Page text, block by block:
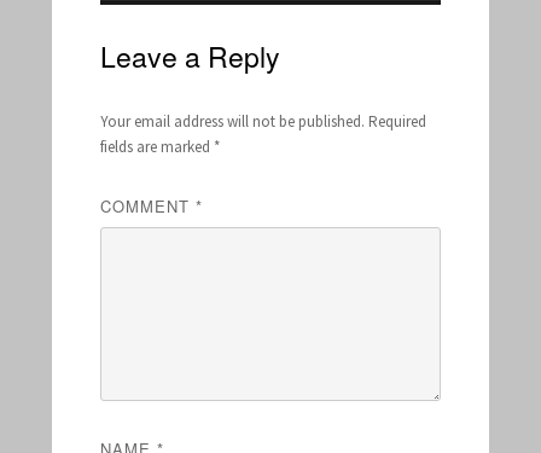
Leave a Reply
Your email address will not be published. Required
fields are marked *
COMMENT *